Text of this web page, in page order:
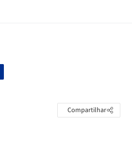
Compartilhar